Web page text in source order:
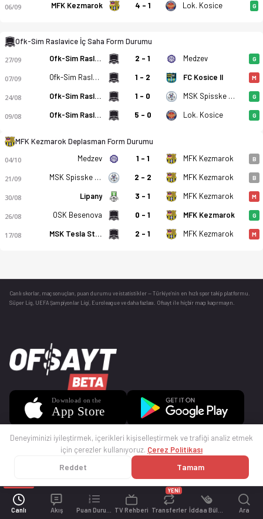
Canlı Akış TV Rehberi Transferler
YENİ
Ara
06/09 MFK Kezmarok 4 - 1 Lok. Kosice G
Ofk-Sim Raslavice İç Saha Form Durumu
27/09 Ofk-Sim Raslavice 2 - 1 Medzev G
07/09 Ofk-Sim Raslavice 1 - 2 FC Kosice II M
24/08 Ofk-Sim Raslavice 1 - 0 MSK Spisske Podhradie G
09/08 Ofk-Sim Raslavice 5 - 0 Lok. Kosice G
MFK Kezmarok Deplasman Form Durumu
04/10 Medzev 1 - 1 MFK Kezmarok B
21/09 MSK Spisske Podhradie 2 - 2 MFK Kezmarok B
30/08 Lipany 3 - 1 MFK Kezmarok M
26/08 OSK Besenova 0 - 1 MFK Kezmarok G
17/08 MSK Tesla Stropkov 2 - 1 MFK Kezmarok M
Canlı skorlar , maç sonuçları, puan durumu ve istatistikler — Türkiye’nin en hızlı spor takip platformu.
Süper Lig, UEFA Şampiyonlar Ligi, Euroleague ve daha fazlası. Ofsayt ile hiçbir maçı kaçırmayın.
© 2025 Ofsayt
Deneyiminizi iyileştirmek, içerikleri kişiselleştirmek ve trafiği analiz etmek
için çerezler kullanıyoruz. Çerez Politikası
Reddet Tamam